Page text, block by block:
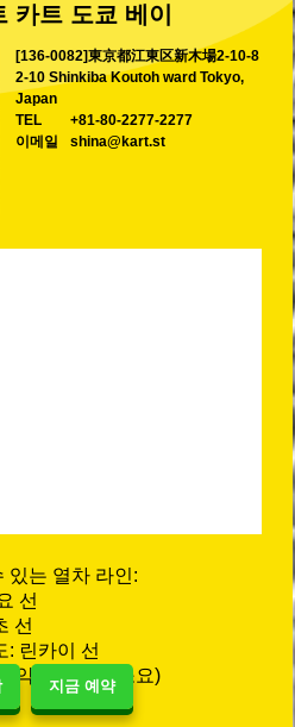
지금 예약
카트 도쿄 베이
[136-0082]東京都江東区新木場2-10-8
2-10 Shinkiba Koutoh ward Tokyo,
Japan
TEL
+81-80-2277-2277
이메일
shina@kart.st
있는 열차 라인:
선
선
: 린카이 선
약 10~13분 소요)